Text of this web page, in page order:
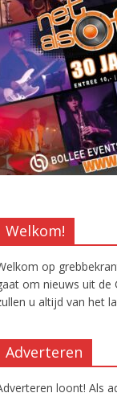
Welkom!
op
om nieuws uit de
u altijd van het
Adverteren
loont! Als